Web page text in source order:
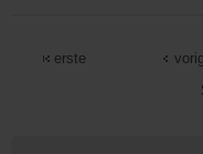
erste